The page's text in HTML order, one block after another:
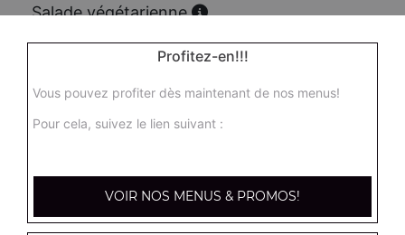
Salade végétarienne
8.90 €
8.90€
Profitez-en!!!
Vous pouvez profiter dès maintenant de nos menus!
Pour cela, suivez le lien suivant :
VOIR NOS MENUS & PROMOS!